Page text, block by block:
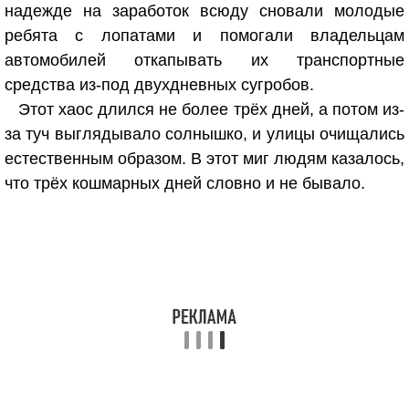
надежде на заработок всюду сновали молодые
ребята с лопатами и помогали владельцам
автомобилей откапывать их транспортные
средства из-под двухдневных сугробов.
Этот хаос длился не более трёх дней, а потом из-
за туч выглядывало солнышко, и улицы очищались
естественным образом. В этот миг людям казалось,
что трёх кошмарных дней словно и не бывало.